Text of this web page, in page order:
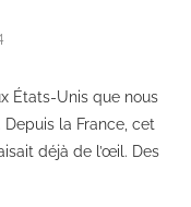
États-Unis que nous
la France, cet
déjà de l’œil. Des